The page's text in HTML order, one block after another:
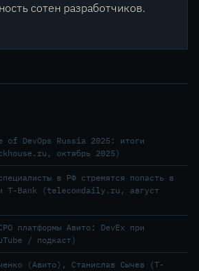
сотен разработчиков.
of DevOps Russia 2025: итоги
октябрь 2025)
в РФ стремятся попасть в
T-Bank (telecomdaily.ru, август
платформы Авито: DevEx при
/ подкаст)
(Авито), Станислав Сычев (T-